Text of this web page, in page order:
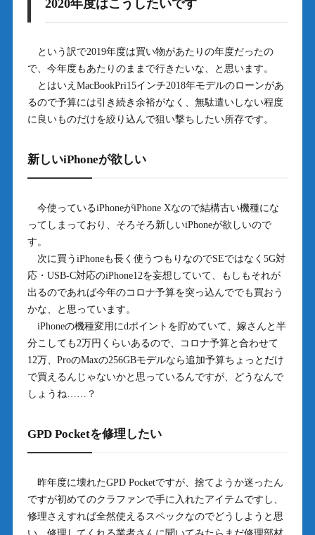
2020年度はこうしたいです
という訳で2019年度は買い物があたりの年度だったの
で、今年度もあたりのままで行きたいな、と思います。
とはいえMacBookPri15インチ2018年モデルのローンがあ
るので予算には引き続き余裕がなく、無駄遣いしない程度
に良いものだけを絞り込んで狙い撃ちしたい所存です。
新しいiPhoneが欲しい
今使っているiPhoneがiPhone Xなので結構古い機種にな
ってしまっており、そろそろ新しいiPhoneが欲しいので
す。
次に買うiPhoneも長く使うつもりなのでSEではなく5G対
応・USB-C対応のiPhone12を妄想していて、もしもそれが
出るのであれば今年のコロナ予算を突っ込んででも買おう
かな、と思っています。
iPhoneの機種変用にdポイントを貯めていて、嫁さんと半
分こしても2万円くらいあるので、コロナ予算と合わせて
12万、ProのMaxの256GBモデルなら追加予算ちょっとだけ
で買えるんじゃないかと思っているんですが、どうなんで
しょうね……？
GPD Pocketを修理したい
昨年度に壊れたGPD Pocketですが、捨てようか迷ったん
ですが初めてのクラファンで手に入れたアイテムですし、
修理さえすれば全然使えるスペックなのでどうしようと思